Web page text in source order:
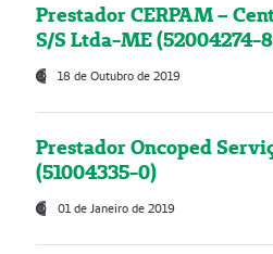
Prestador CERPAM –
S/S Ltda-ME (52004274-
18 de Outubro de 2019
Prestador Oncoped
(51004335-0)
01 de Janeiro de 2019